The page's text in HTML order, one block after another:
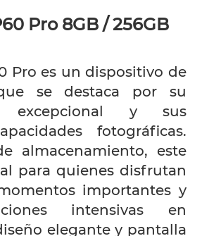
Pro 8GB / 256GB
Pro es un dispositivo de
se destaca por su
excepcional y sus
fotográficas.
almacenamiento, este
para quienes disfrutan
importantes y
intensivas en
elegante y pantalla